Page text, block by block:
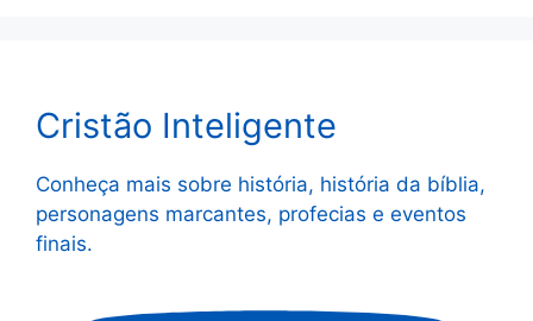
Cristão Inteligente
Conheça mais sobre história, história da bíblia,
personagens marcantes, profecias e eventos
finais.